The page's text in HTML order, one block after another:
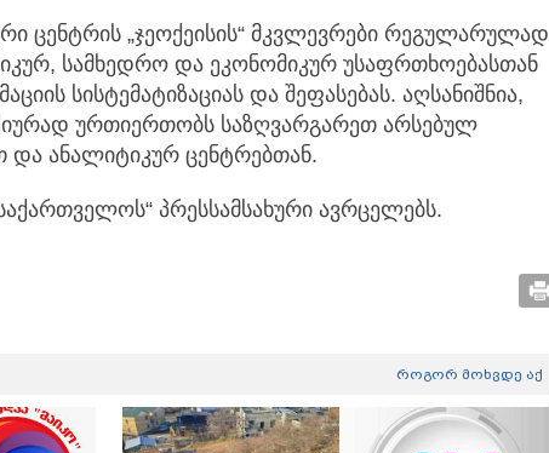
ცენტრის „ჯეოქეისის“ მკვლევრები რეგულარულად
სამხედრო და ეკონომიკურ უსაფრთხოებასთან
სისტემატიზაციას და შეფასებას. აღსანიშნია,
ურთიერთობს საზღვარგარეთ არსებულ
ანალიტიკურ ცენტრებთან.
პრესსამსახური ავრცელებს.
როგორ მოხვდე აქ